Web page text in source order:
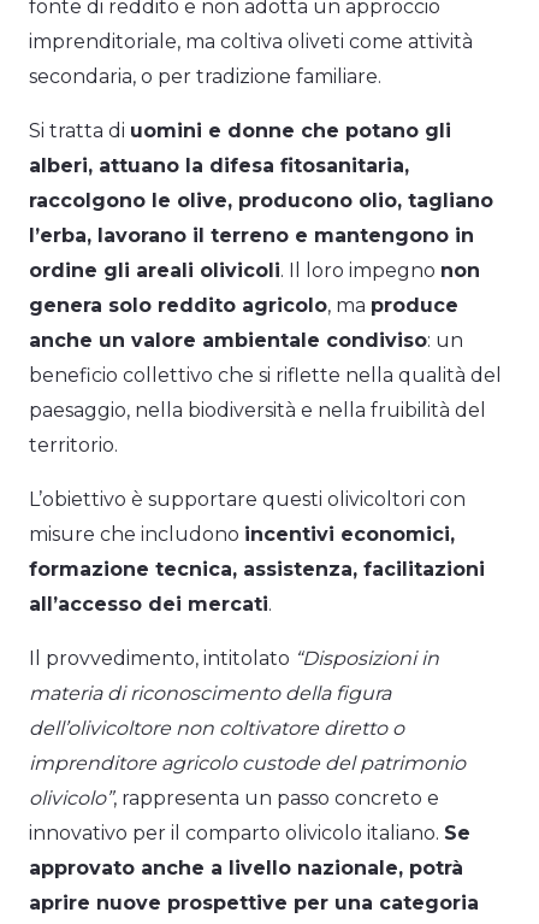
fonte di reddito e non adotta un approccio
imprenditoriale, ma coltiva oliveti come attività
secondaria, o per tradizione familiare.
Si tratta di uomini e donne che potano gli
alberi, attuano la difesa fitosanitaria,
raccolgono le olive, producono olio, tagliano
l’erba, lavorano il terreno e mantengono in
ordine gli areali olivicoli. Il loro impegno non
genera solo reddito agricolo, ma produce
anche un valore ambientale condiviso: un
beneficio collettivo che si riflette nella qualità del
paesaggio, nella biodiversità e nella fruibilità del
territorio.
L’obiettivo è supportare questi olivicoltori con
misure che includono incentivi economici,
formazione tecnica, assistenza, facilitazioni
all’accesso dei mercati.
Il provvedimento, intitolato “Disposizioni in
materia di riconoscimento della figura
dell’olivicoltore non coltivatore diretto o
imprenditore agricolo custode del patrimonio
olivicolo”, rappresenta un passo concreto e
innovativo per il comparto olivicolo italiano. Se
approvato anche a livello nazionale, potrà
aprire nuove prospettive per una categoria